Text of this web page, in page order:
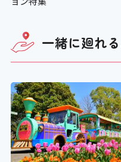
一緒に廻れる